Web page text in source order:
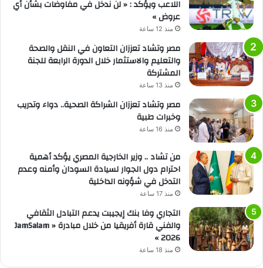
اللاعب ويؤكد : « لن ندخل في مفاوضات بشأن أي
عروض »
منذ 12 ساعة
مصر وتشاد تعززان التعاون في النقل والصحة
والتعليم والاستثمار خلال الدورة الرابعة للجنة
المشتركة
منذ 13 ساعة
مصر وتشاد تعززان الشراكة الصحية.. دواء وتدريب
وخبرات طبية
منذ 16 ساعة
من تشاد .. وزير الخارجية المصري يؤكد أهمية
احترام دول الجوار لسيادة السودان وأمنه وعدم
التدخل في شؤونه الداخلية
منذ 17 ساعة
التجاري وفا بنك إيجيبت يدعم التبادل الثقافي
والفني قارة أفريقيا من خلال مبادرة « JamSalam
2026 »
منذ 18 ساعة